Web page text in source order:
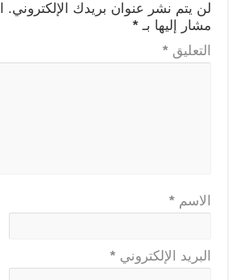
لن يتم نشر عنوان بريدك الإلكتروني.
مشار إليها بـ *
التعليق *
الاسم *
البريد الإلكتروني *